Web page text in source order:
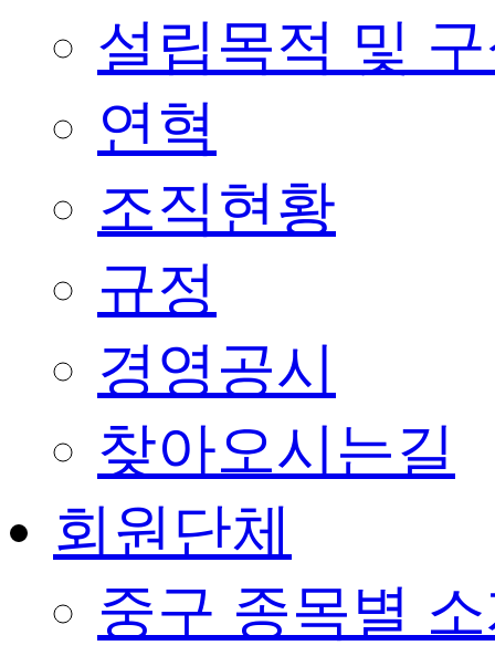
설립목적 및
연혁
조직현황
규정
경영공시
찾아오시는길
회원단체
중구 종목별